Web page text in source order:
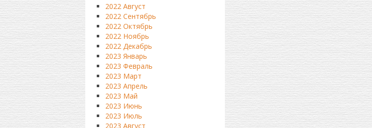
2022 Август
2022 Сентябрь
2022 Октябрь
2022 Ноябрь
2022 Декабрь
2023 Январь
2023 Февраль
2023 Март
2023 Апрель
2023 Май
2023 Июнь
2023 Июль
2023 Август